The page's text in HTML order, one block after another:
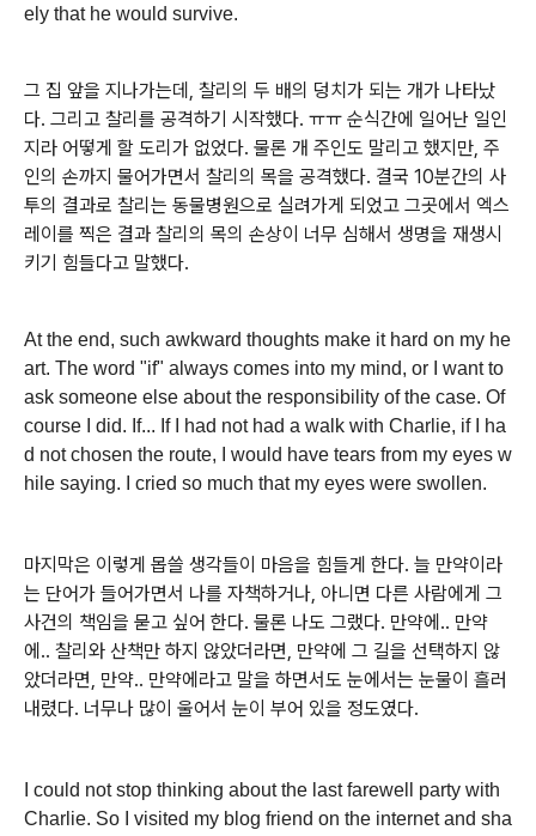
ely that he would survive.
그 집 앞을 지나가는데, 찰리의 두 배의 덩치가 되는 개가 나타났
다. 그리고 찰리를 공격하기 시작했다. ㅠㅠ 순식간에 일어난 일인
지라 어떻게 할 도리가 없었다. 물론 개 주인도 말리고 했지만, 주
인의 손까지 물어가면서 찰리의 목을 공격했다. 결국 10분간의 사
투의 결과로 찰리는 동물병원으로 실려가게 되었고 그곳에서 엑스
레이를 찍은 결과 찰리의 목의 손상이 너무 심해서 생명을 재생시
키기 힘들다고 말했다.
At the end, such awkward thoughts make it hard on my he
art. The word "if" always comes into my mind, or I want to
ask someone else about the responsibility of the case. Of
course I did. If... If I had not had a walk with Charlie, if I ha
d not chosen the route, I would have tears from my eyes w
hile saying. I cried so much that my eyes were swollen.
마지막은 이렇게 몹쓸 생각들이 마음을 힘들게 한다. 늘 만약이라
는 단어가 들어가면서 나를 자책하거나, 아니면 다른 사람에게 그
사건의 책임을 묻고 싶어 한다. 물론 나도 그랬다. 만약에.. 만약
에.. 찰리와 산책만 하지 않았더라면, 만약에 그 길을 선택하지 않
았더라면, 만약.. 만약에라고 말을 하면서도 눈에서는 눈물이 흘러
내렸다. 너무나 많이 울어서 눈이 부어 있을 정도였다.
I could not stop thinking about the last farewell party with
Charlie. So I visited my blog friend on the internet and sha